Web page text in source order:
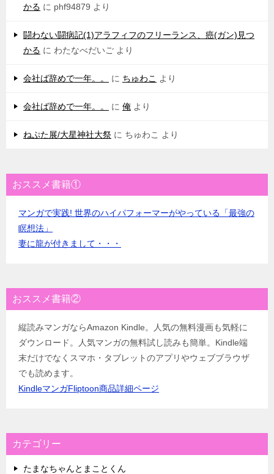
かる に phf94879 より
闘わない闘病記(1)アラフィフのフリーランス、癌(ガン)見つ
かる に わたなべだいご より
会社ば辞めで一年。。 に ちゅわこ より
会社ば辞めで一年。。 に 俺 より
ねぷた展/大星神社大祭 に ちゅわこ より
おススメ書籍①
マンガで実践! 世界のハイパフォーマーがやっている「最強の
瞑想法」
妻に龍が付きまして・・・
おススメ書籍②
縦読みマンガならAmazon Kindle。人気の無料漫画も気軽に
ダウンロード。人気マンガの無料試し読みも簡単。Kindle端
末だけでなくスマホ・タブレットのアプリやウェブブラウザ
でも読めます。
KindleマンガFliptoon商品詳細ページ
カテゴリー
たまなちゃんとまことくん